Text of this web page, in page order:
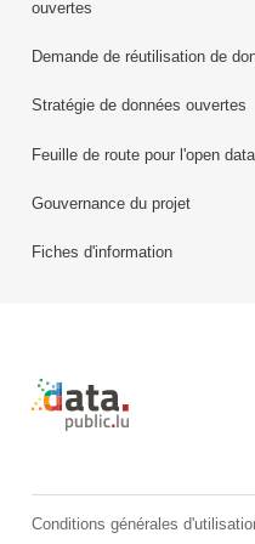
ouvertes
Demande de réutilisation de
Stratégie de données ouvertes
Feuille de route pour l'open data
Gouvernance du projet
Fiches d'information
Retour à l'accueil de
Conditions générales